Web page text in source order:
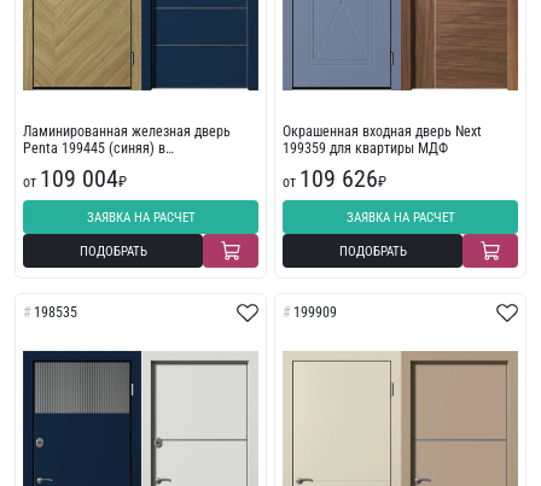
Ламинированная железная дверь
Penta 199445 (синяя) в
от 109 004₽
ЗАЯВКА НА РАСЧЕТ
ПОДОБРАТЬ
Окрашенная входная дверь Next
199359 для квартиры МДФ
от 109 626₽
ЗАЯВКА НА РАСЧЕТ
ПОДОБРАТЬ
198535 199909